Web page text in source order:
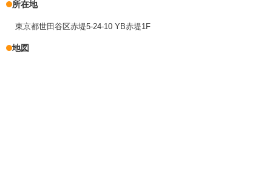
所在地
東京都世田谷区赤堤5-24-10 YB赤堤1F
地図